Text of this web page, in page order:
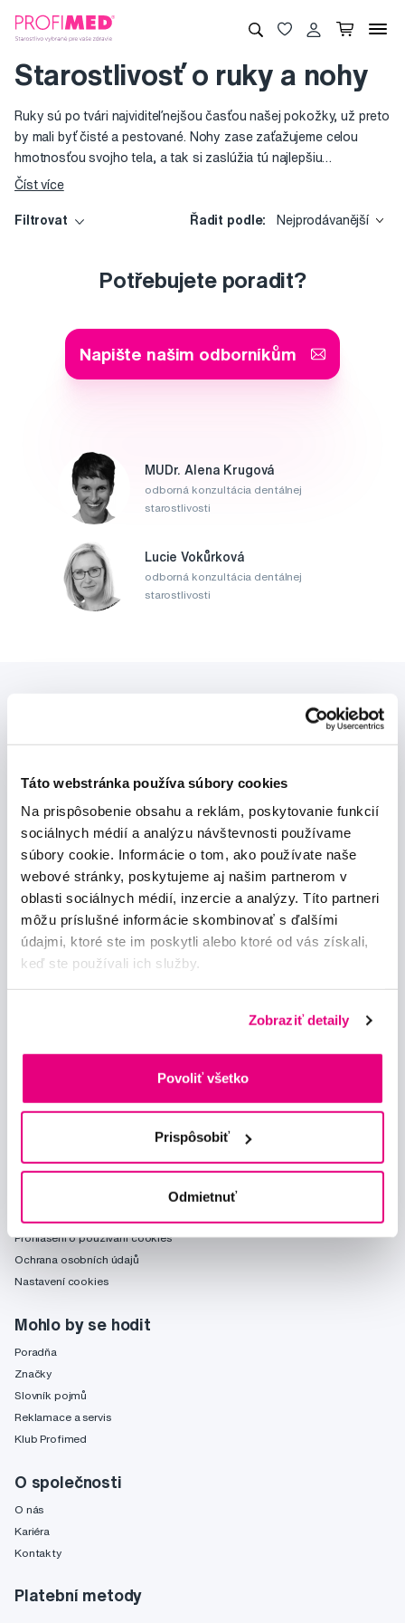
Táto webstránka používa súbory cookies
Na prispôsobenie obsahu a reklám, poskytovanie funkcií
sociálnych médií a analýzu návštevnosti používame
súbory cookie. Informácie o tom, ako používate naše
webové stránky, poskytujeme aj našim partnerom v
oblasti sociálnych médií, inzercie a analýzy. Títo partneri
môžu príslušné informácie skombinovať s ďalšími
údajmi, ktoré ste im poskytli alebo ktoré od vás získali,
keď ste používali ich služby.
Zobraziť detaily
Povoliť všetko
Prispôsobiť
Odmietnuť
Starostlivosť o ruky a nohy
Ruky sú po tvári najviditeľnejšou časťou našej pokožky, už preto
by mali byť čisté a pestované. Nohy zase zaťažujeme celou
hmotnosťou svojho tela, a tak si zaslúžia tú najlepšiu
starostlivosť. Nožnice a klieštiky na nechty, pilníky, kefky na
ochranné laky na nechty KORRES, krémy na ruky od značiek
Číst více
Filtrovat Řadit podle: Nejprodávanější
Potřebujete poradit?
Napište našim odborníkům
MUDr. Alena Krugová
odborná konzultácia dentálnej
starostlivosti
Lucie Vokůrková
odborná konzultácia dentálnej
starostlivosti
info@profimed.eu
Vše o nákupu
Prohlášení o používání cookies
Ochrana osobních údajů
Nastavení cookies
Mohlo by se hodit
Poradňa
Značky
Slovník pojmů
Reklamace a servis
Klub Profimed
O společnosti
O nás
Kariéra
Kontakty
Platební metody
Odebírat
Chci dostávat informace o novinkách a akčních nabídkách
a souhlasím se